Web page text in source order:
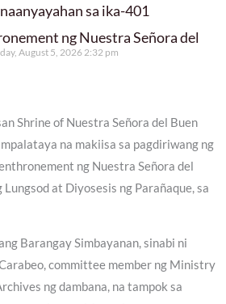
sa ika-401
ng Nuestra Señora del
August 5, 2026 2:32 pm
Shrine of Nuestra Señora del Buen
na makiisa sa pagdiriwang ng
ng Nuestra Señora del
Lungsod at Diyosesis ng Parañaque, sa
Barangay Simbayanan, sinabi ni
committee member ng Ministry
ng dambana, na tampok sa